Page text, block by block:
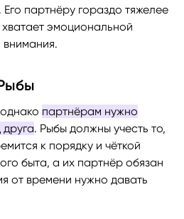
партнёру гораздо тяжелее
эмоциональной
внимания.
партнёрам нужно
друга. Рыбы должны учесть то,
к порядку и чёткой
быта, а их партнёр обязан
от времени нужно давать